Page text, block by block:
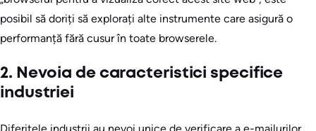
posibil să doriți să explorați alte instrumente care asigură o
performanță fără cusur în toate browserele.
2. Nevoia de caracteristici specifice
industriei
Diferitele industrii au nevoi unice de verificare a e-mailurilor.